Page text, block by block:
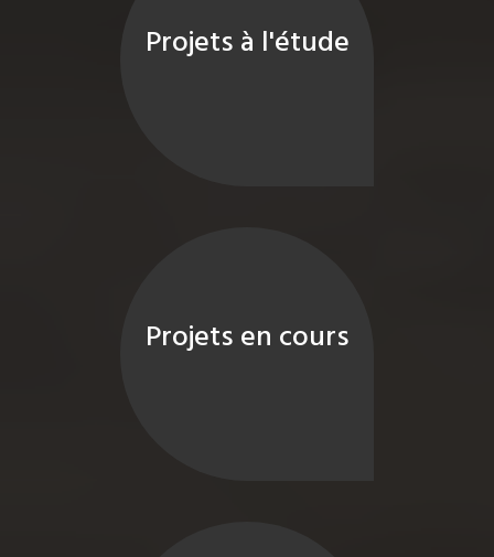
Projets à l'étude
Projets en cours